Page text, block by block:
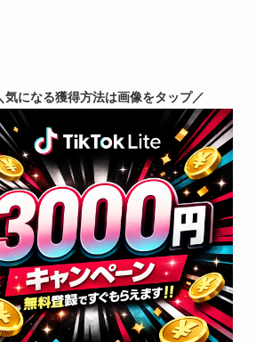
気になる獲得方法は画像をタップ／